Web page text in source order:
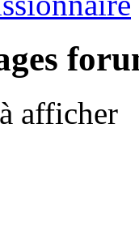
afficher